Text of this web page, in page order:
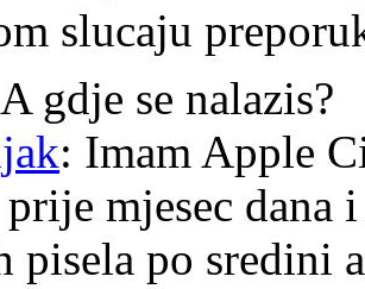
slucaju
gdje se nalazis?
: Imam Apple
mjesec dana
pisela po sredini